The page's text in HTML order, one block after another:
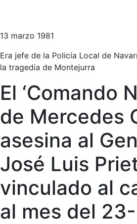
13 marzo 1981
Era jefe de la Policía Local de
la tragedia de Montejurra
El ‘Comando
de Mercedes
asesina al
José Luis
vinculado al
al mes del